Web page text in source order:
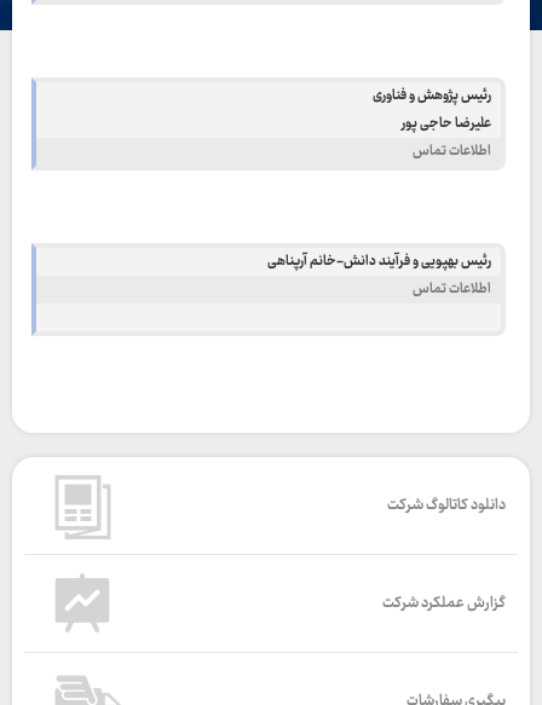
رئیس پژوهش و فناوری
علیرضا حاجی پور
اطلاعات تماس
رئیس بهپویی و فرآیند دانش-خانم آرپناهی
اطلاعات تماس
دانلود کاتالوگ شرکت
گزارش عملکرد شرکت